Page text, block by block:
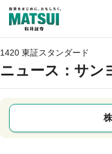
1420 東証スタンダード
ニュース ：サン